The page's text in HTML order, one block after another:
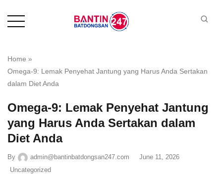
Home »
Omega-9: Lemak Penyehat Jantung yang Harus Anda Sertakan
dalam Diet Anda
Omega-9: Lemak Penyehat Jantung
yang Harus Anda Sertakan dalam
Diet Anda
By admin@bantinbatdongsan247.com
June 11, 2026
Uncategorized